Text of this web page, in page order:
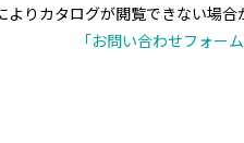
よりカタログが閲覧できない場合
「お問い合わせフォーム